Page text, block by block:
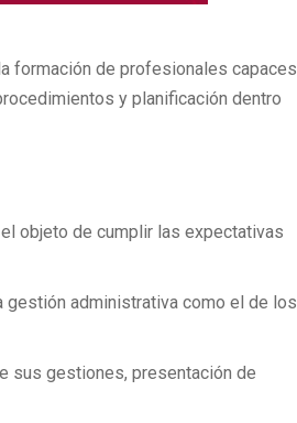
formación de profesionales capaces
y planificación dentro
objeto de cumplir las expectativas
gestión administrativa como el de los
sus gestiones, presentación de